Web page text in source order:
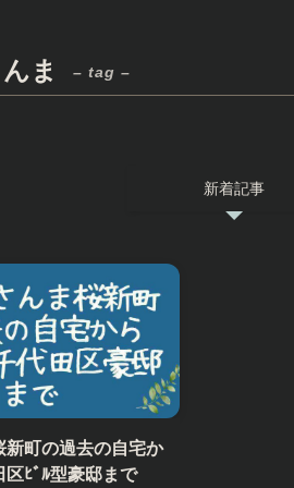
ま – tag –
新着記事
新町の過去の自宅か
区ﾋﾞﾙ型豪邸まで